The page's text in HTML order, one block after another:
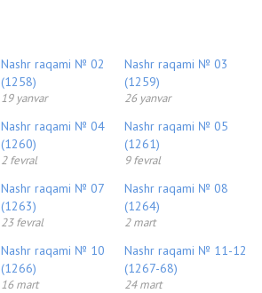
Nashr raqami № 02
(1258)
19 yanvar
Nashr raqami № 03
(1259)
26 yanvar
Nashr raqami № 04
(1260)
2 fevral
Nashr raqami № 05
(1261)
9 fevral
Nashr raqami № 07
(1263)
23 fevral
Nashr raqami № 08
(1264)
2 mart
Nashr raqami № 10
(1266)
16 mart
Nashr raqami № 11-12
(1267-68)
24 mart